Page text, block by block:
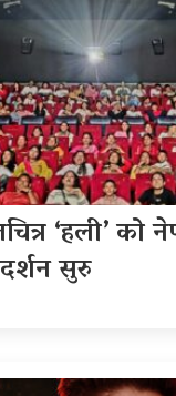
‘हली’ को
सुरु